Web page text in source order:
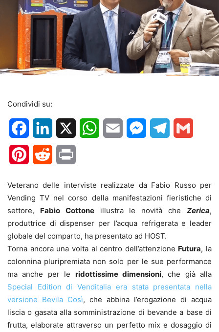
Condividi su:
FacebookLinkedIn WhatsApp
Email MessengerTelegram
PinterestReddit
Veterano delle interviste realizzate da Fabio Russo per
Vending TV nel corso della manifestazioni fieristiche di
settore, Fabio Cottoneillustra le novità cheZerica,
produttrice di dispenser per l’acqua refrigerata e leader
globale del comparto, ha presentato ad HOST.
Torna ancora una volta al centro dell’attenzione Futura, la
colonnina pluripremiata non solo per le sue performance
ma anche per le ridottissime dimensioni, che già alla
Special Edition di Venditalia era stata presentata nella
versione Bevila Così, che abbina l’erogazione di acqua
liscia o gasata alla somministrazione di bevande a base di
frutta, elaborate attraverso un perfetto mix e dosaggio di